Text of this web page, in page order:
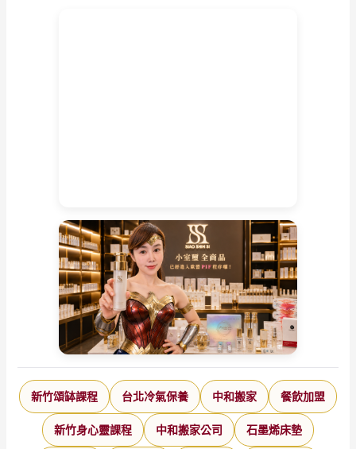
新竹頌缽課程 台北冷氣保養 中和搬家 餐飲加盟
新竹身心靈課程 中和搬家公司 石墨烯床墊